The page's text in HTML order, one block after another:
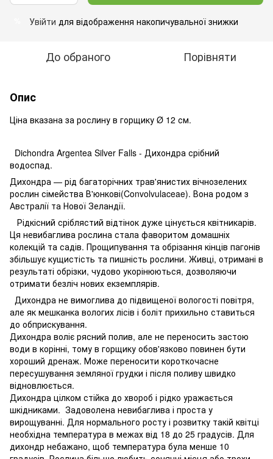
Увійти для відображення накопичувальної знижки
До обраного Порівняти
Опис
Ціна вказана за рослину в горщику Ø 12 см.
Dichondra Argentea Silver Falls - Дихондра срібний
водоспад.
Дихондра — рід багаторічних трав'янистих вічнозелених
рослин сімейства В'юнкові(Convolvulaceae). Вона родом з
Австралії та Нової Зеландії.
Рідкісний сріблястий відтінок дуже цінується квітникарів.
Ця невибаглива рослина стала фаворитом домашніх
колекцій та садів. Прощипування та обрізання кінців пагонів
збільшує кущистість та пишність рослини. Живці, отримані в
результаті обрізки, чудово укорінюються, дозволяючи
отримати безліч нових екземплярів.
Дихондра не вимоглива до підвищеної вологості повітря,
але як мешканка вологих лісів і боліт прихильно ставиться
до обприскування.
Дихондра воліє рясний полив, але не переносить застою
води в корінні, тому в горщику обов'язково повинен бути
хороший дренаж. Може переносити короткочасне
пересушування земляної грудки і після поливу швидко
відновлюється.
Дихондра цілком стійка до хвороб і рідко уражається
шкідниками. Задоволена невибаглива і проста у
вирощуванні. Для нормального росту і розвитку такій квітці
необхідна температура в межах від 18 до 25 градусів. Для
дихондр небажано, щоб температура була менше 10